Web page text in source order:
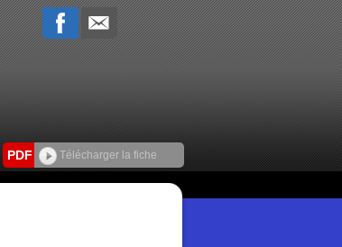
PDF Télécharger la fiche